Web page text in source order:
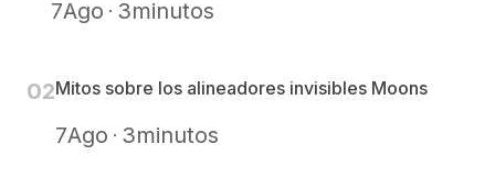
7Ago 3minutos
02Mitos sobre los alineadores invisibles Moons
7Ago 3minutos